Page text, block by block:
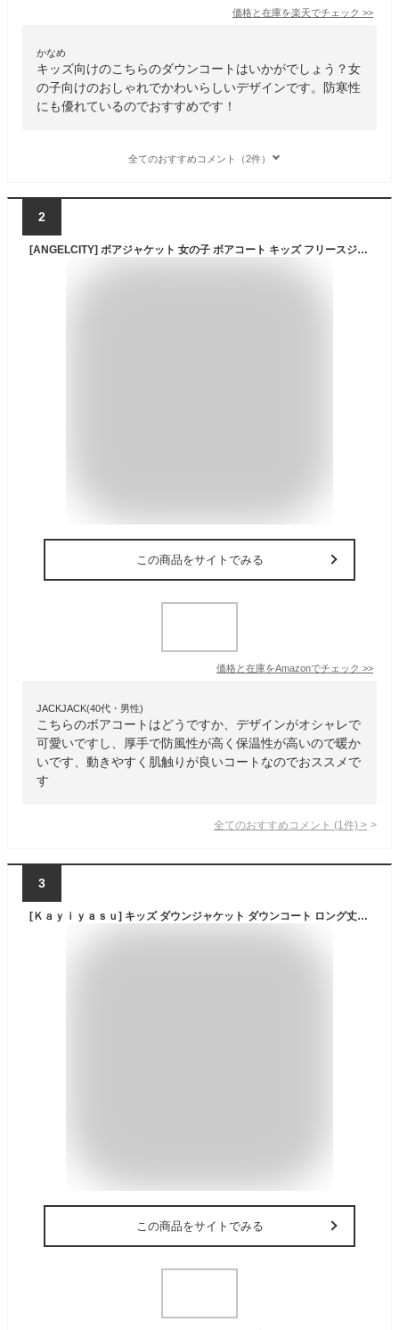
価格と在庫を楽天でチェック >>
かなめ
キッズ向けのこちらのダウンコートはいかがでしょう？女
の子向けのおしゃれでかわいらしいデザインです。防寒性
にも優れているのでおすすめです！
全てのおすすめコメント（2件）
2
[ANGELCITY] ボアジャケット 女の子 ボアコート キッズ フリースジャケット 子供服 もこもこ ボアコート ブルゾン ボア 子供 ガールズ コート ジャンパー ジャケット 厚手 暖かい おしゃれ 子供服 アウター L667 (ベージュ, 160)
この商品をサイトでみる
価格と在庫をAmazonでチェック >>
JACKJACK(40代・男性)
こちらのボアコートはどうですか、デザインがオシャレで
可愛いですし、厚手で防風性が高く保温性が高いので暖か
いです、動きやすく肌触りが良いコートなのでおススメで
す
全てのおすすめコメント (1 件) >
3
[Ｋａｙｉｙａｓｕ] キッズ ダウンジャケット ダウンコート ロング丈 アウター 男の子 女の子 子供 冬 フード付き 防寒 100-160(150 グリーン)
この商品をサイトでみる